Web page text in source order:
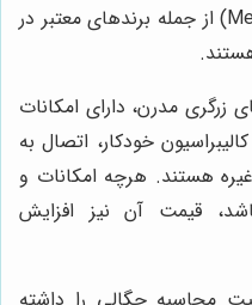
و متلر تولدو (Mettler Toledo) از جمله برندهای معتبر در
زرگری مدرن، دارای امکانات
خودکار، اتصال به
هستند. هرچه امکانات و
قیمت آن نیز افزایش